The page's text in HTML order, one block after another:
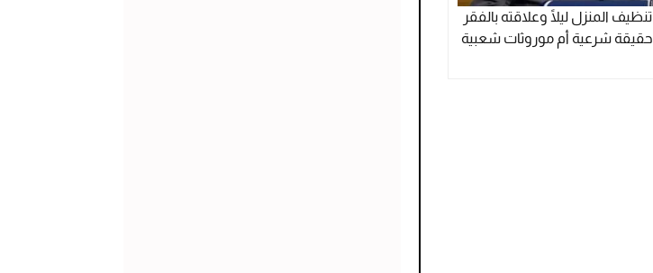
تنظيف المنزل ليلًا وعلاقته بالفقر
حقيقة شرعية أم موروثات شعبية